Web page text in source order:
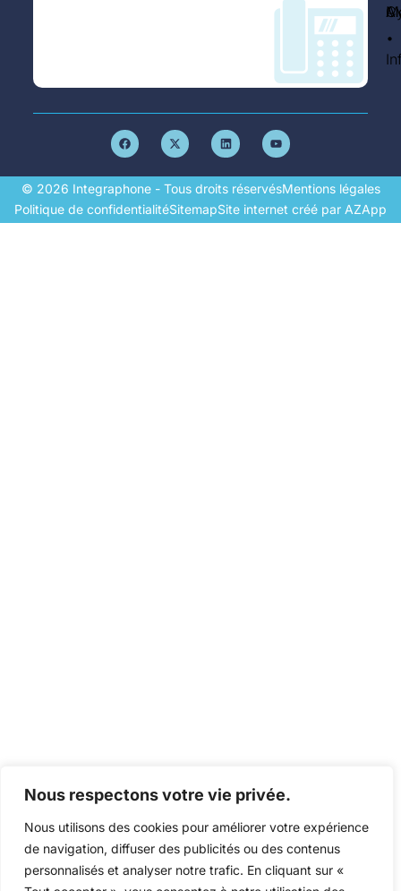
Nous respectons votre vie privée.
Nous utilisons des cookies pour améliorer votre expérience
de navigation, diffuser des publicités ou des contenus
personnalisés et analyser notre trafic. En cliquant sur «
•
© 2026 Integraphone - Tous droits réservésMentions légales
Politique de confidentialitéSitemapSite internet créé par AZApp